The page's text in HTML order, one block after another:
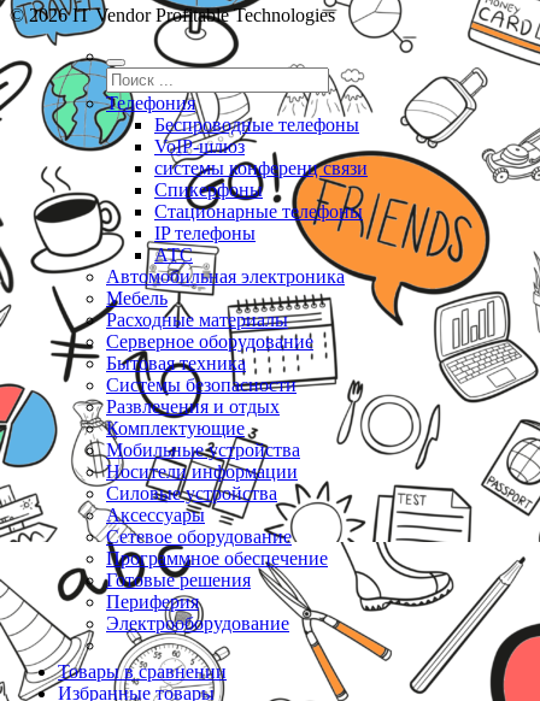
© 2026 IT Vendor Profitable Technologies
Телефония
Беспроводные телефоны
VoIP-шлюз
системы конференц связи
Спикерфоны
Стационарные телефоны
IP телефоны
АТС
Автомобильная электроника
Мебель
Расходные материалы
Серверное оборудование
Бытовая техника
Системы безопасности
Развлечения и отдых
Комплектующие
Мобильные устройства
Носители информации
Силовые устройства
Аксессуары
Сетевое оборудование
Программное обеспечение
Готовые решения
Периферия
Электрооборудование
Товары в сравнении
Избранные товары